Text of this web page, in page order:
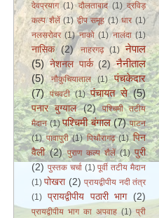
देवप्रयाग (1) दौलताबाद (1) द्रविड़
कल्प शैलें (1) द्वीप समूह (1) धार (1)
नलसरोवर (1) नाको (1) नालंदा (1)
नासिक (2) नाहरगढ़ (1) नेपाल
(5) नेशनल पार्क (2) नैनीताल
(5)
नौकुचियाताल (1)
पंचकेदार
(7)
पंचवटी (1) पंचायत से (5)
पनार बुग्याल (2)
पश्चिमी तटीय
मैदान (1) पश्चिमी बंगाल (7) पाटन
(1) पावापुरी (1) पिथौरागढ़ (1) पिन
वैली (2) पुराण कल्प शैलें (1) पुरी
(2) पुस्तक चर्चा (1) पूर्वी तटीय मैदान
(1) पोखरा (2) प्रायद्वीपीय नदी तंत्र
(1) प्रायद्वीपीय पठारी भाग (2)
प्रायद्वीपीय भाग का अपवाह (1) प्री